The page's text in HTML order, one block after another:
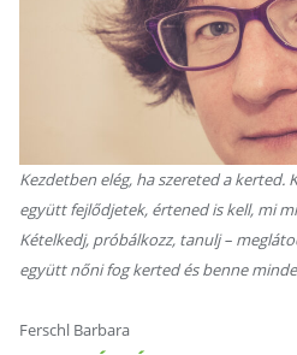
Kezdetben elég, ha szereted a kerted.
együtt fejlődjetek, értened is kell, mi
Kételkedj, próbálkozz, tanulj –
együtt nőni fog kerted és benne
Ferschl Barbara